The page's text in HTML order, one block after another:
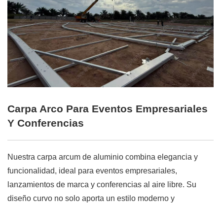
Carpa Arco Para Eventos Empresariales
Y Conferencias
Nuestra carpa arcum de aluminio combina elegancia y
funcionalidad, ideal para eventos empresariales,
lanzamientos de marca y conferencias al aire libre. Su
diseño curvo no solo aporta un estilo moderno y